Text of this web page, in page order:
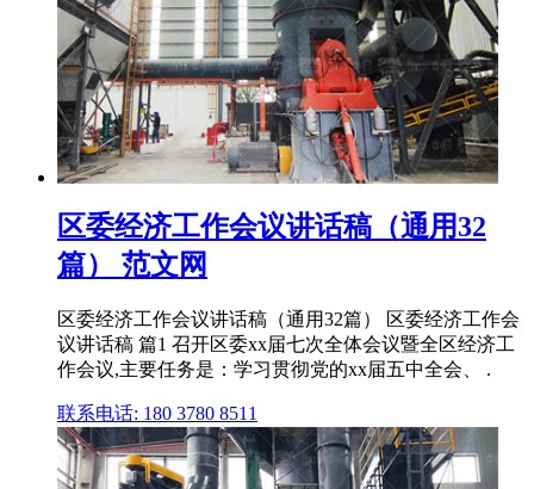
区委经济工作会议讲话稿（通用32
篇） 范文网
区委经济工作会议讲话稿（通用32篇） 区委经济工作会
议讲话稿 篇1 召开区委xx届七次全体会议暨全区经济工
作会议,主要任务是：学习贯彻党的xx届五中全会、 .
联系电话: 180 3780 8511